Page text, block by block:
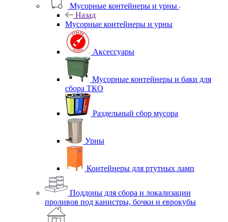
Мусорные контейнеры и урны
Назад
Мусорные контейнеры и урны
Аксессуары
Мусорные контейнеры и баки для
сбора ТКО
Раздельный сбор мусора
Урны
Контейнеры для ртутных ламп
Поддоны для сбора и локализации
проливов под канистры, бочки и еврокубы